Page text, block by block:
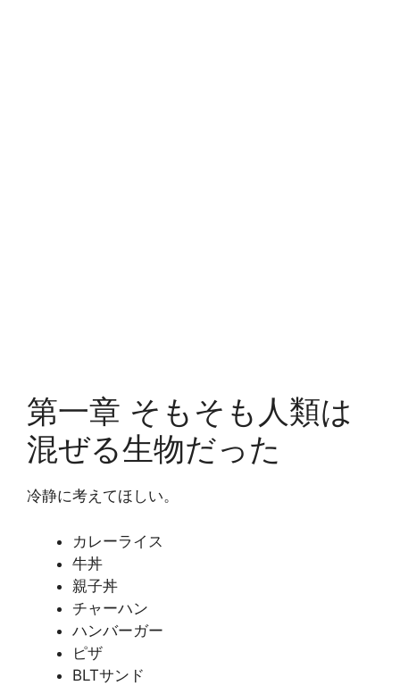
第一章 そもそも人類は
混ぜる生物だった
冷静に考えてほしい。
カレーライス
牛丼
親子丼
チャーハン
ハンバーガー
ピザ
BLTサンド